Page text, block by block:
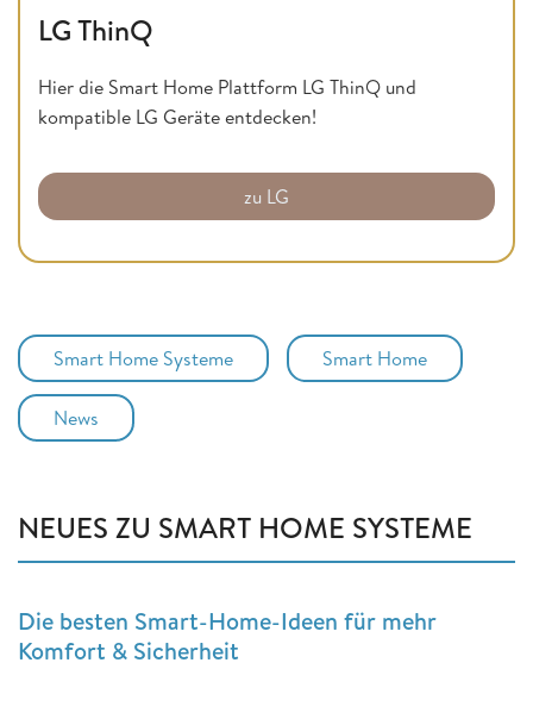
LG ThinQ
Hier die Smart Home Plattform LG ThinQ und
kompatible LG Geräte entdecken!
zu LG
Smart Home Systeme Smart Home
News
NEUES ZU SMART HOME SYSTEME
Die besten Smart-Home-Ideen für mehr
Komfort & Sicherheit